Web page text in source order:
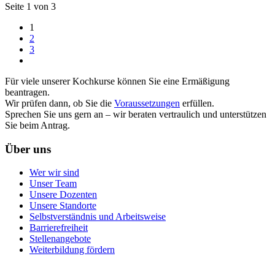
Seite 1 von 3
1
2
3
Für viele unserer Kochkurse können Sie eine Ermäßigung
beantragen.
Wir prüfen dann, ob Sie die Voraussetzungen erfüllen.
Sprechen Sie uns gern an – wir beraten vertraulich und unterstützen
Sie beim Antrag.
Über uns
Wer wir sind
Unser Team
Unsere Dozenten
Unsere Standorte
Selbstverständnis und Arbeitsweise
Barrierefreiheit
Stellenangebote
Weiterbildung fördern